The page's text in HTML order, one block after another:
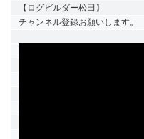
【ログビルダー松田】
チャンネル登録お願いします。